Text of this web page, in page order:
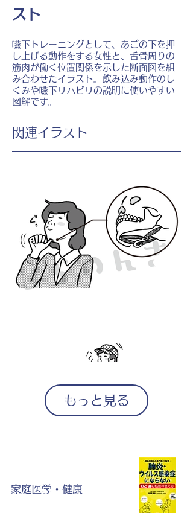
スト
嚥下トレーニングとして、あごの下を押
し上げる動作をする女性と、舌骨周りの
筋肉が働く位置関係を示した断面図を組
み合わせたイラスト。飲み込み動作のし
くみや嚥下リハビリの説明に使いやすい
図解です。
​関連イラスト
もっと見る
家庭医学・健康